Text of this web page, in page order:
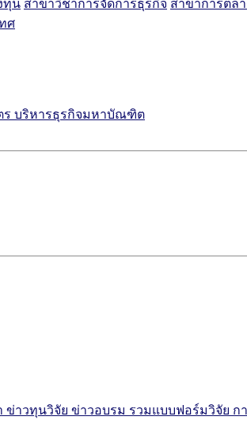
ทุน สาขาวิชาการจัดการธุรกิจ สาขาการตล
ศ
ร บริหารธุรกิจมหาบัณฑิต
ข่าวทุนวิจัย ข่าวอบรม รวมแบบฟอร์มวิจัย ก